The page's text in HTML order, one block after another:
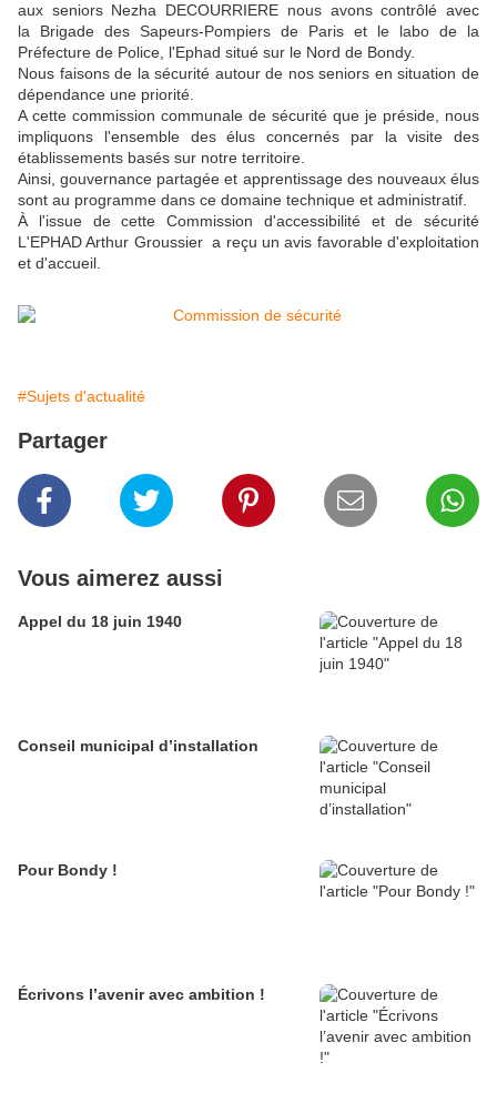
aux seniors Nezha DECOURRIERE nous avons contrôlé avec
la Brigade des Sapeurs-Pompiers de Paris et le labo de la
Préfecture de Police, l'Ephad situé sur le Nord de Bondy.
Nous faisons de la sécurité autour de nos seniors en situation de
dépendance une priorité.
A cette commission communale de sécurité que je préside, nous
impliquons l'ensemble des élus concernés par la visite des
établissements basés sur notre territoire.
Ainsi, gouvernance partagée et apprentissage des nouveaux élus
sont au programme dans ce domaine technique et administratif.
À l'issue de cette Commission d'accessibilité et de sécurité
L'EPHAD Arthur Groussier a reçu un avis favorable d'exploitation
et d'accueil.
#Sujets d'actualité
Partager
Vous aimerez aussi
Appel du 18 juin 1940
Conseil municipal d’installation
Pour Bondy !
Écrivons l’avenir avec ambition !